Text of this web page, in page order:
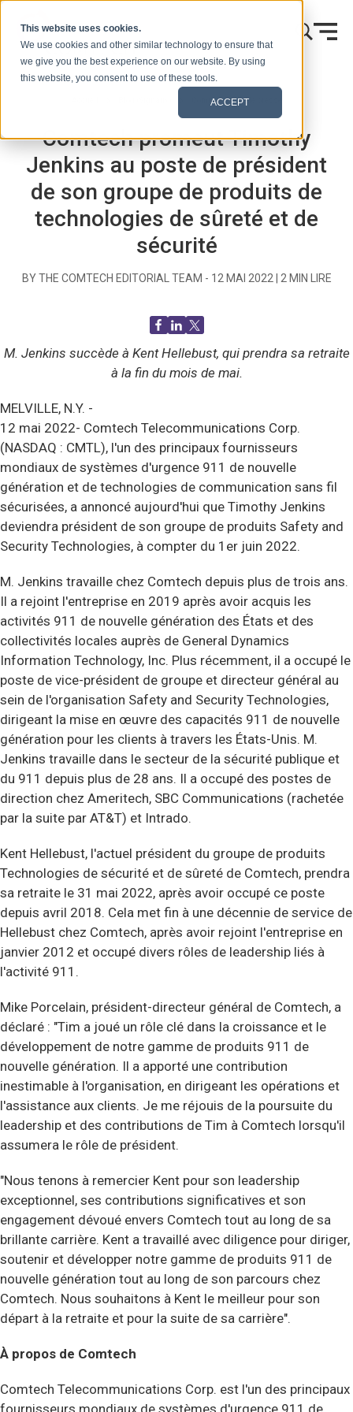
This website uses cookies.
We use cookies and other similar technology to ensure that
we give you the best experience on our website. By using
this website, you consent to use of these tools.
ACCEPT
Communiqués de presse
Comtech promeut Timothy
Jenkins au poste de président
de son groupe de produits de
technologies de sûreté et de
sécurité
BY THE COMTECH EDITORIAL TEAM - 12 MAI 2022 2 MIN LIRE
M. Jenkins succède à Kent Hellebust, qui prendra sa retraite
à la fin du mois de mai.
MELVILLE, N.Y. -
12 mai 2022- Comtech Telecommunications Corp.
(NASDAQ : CMTL), l'un des principaux fournisseurs
mondiaux de systèmes d'urgence 911 de nouvelle
génération et de technologies de communication sans fil
sécurisées, a annoncé aujourd'hui que Timothy Jenkins
deviendra président de son groupe de produits Safety and
Security Technologies, à compter du 1er juin 2022.
M. Jenkins travaille chez Comtech depuis plus de trois ans.
Il a rejoint l'entreprise en 2019 après avoir acquis les
activités 911 de nouvelle génération des États et des
collectivités locales auprès de General Dynamics
Information Technology, Inc. Plus récemment, il a occupé le
poste de vice-président de groupe et directeur général au
sein de l'organisation Safety and Security Technologies,
dirigeant la mise en œuvre des capacités 911 de nouvelle
génération pour les clients à travers les États-Unis. M.
Jenkins travaille dans le secteur de la sécurité publique et
du 911 depuis plus de 28 ans. Il a occupé des postes de
direction chez Ameritech, SBC Communications (rachetée
par la suite par AT&T) et Intrado.
Kent Hellebust, l'actuel président du groupe de produits
Technologies de sécurité et de sûreté de Comtech, prendra
sa retraite le 31 mai 2022, après avoir occupé ce poste
depuis avril 2018. Cela met fin à une décennie de service de
Hellebust chez Comtech, après avoir rejoint l'entreprise en
janvier 2012 et occupé divers rôles de leadership liés à
l'activité 911.
Mike Porcelain, président-directeur général de Comtech, a
déclaré : "Tim a joué un rôle clé dans la croissance et le
développement de notre gamme de produits 911 de
nouvelle génération. Il a apporté une contribution
inestimable à l'organisation, en dirigeant les opérations et
l'assistance aux clients. Je me réjouis de la poursuite du
leadership et des contributions de Tim à Comtech lorsqu'il
assumera le rôle de président.
"Nous tenons à remercier Kent pour son leadership
exceptionnel, ses contributions significatives et son
engagement dévoué envers Comtech tout au long de sa
brillante carrière. Kent a travaillé avec diligence pour diriger,
soutenir et développer notre gamme de produits 911 de
nouvelle génération tout au long de son parcours chez
Comtech. Nous souhaitons à Kent le meilleur pour son
départ à la retraite et pour la suite de sa carrière".
À propos de Comtech
Comtech Telecommunications Corp. est l'un des principaux
fournisseurs mondiaux de systèmes d'urgence 911 de